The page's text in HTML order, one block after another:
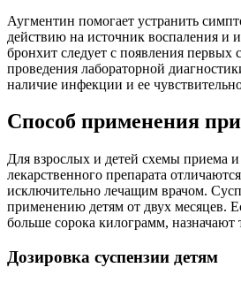
Аугментин помогает устранить
действию на источник воспаления и
бронхит следует с появления первых
проведения лабораторной
наличие инфекции и ее
Способ применения
Для взрослых и детей схемы приема
лекарственного препарата
исключительно лечащим врачом.
применению детям от двух месяцев.
больше сорока килограмм, назначают
Дозировка суспензии детям